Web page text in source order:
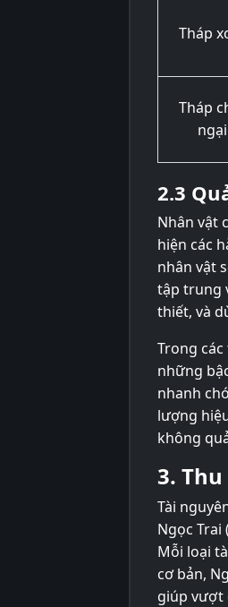
Tháp
Tháp
2.3
Nhân vật
hiện các
nhân vật
tập trung
thiết, và
Trong
những
nhanh
lượng
không
3.
Tài
Ngọc Trai
Mỗi loại
cơ bản,
giúp vượt